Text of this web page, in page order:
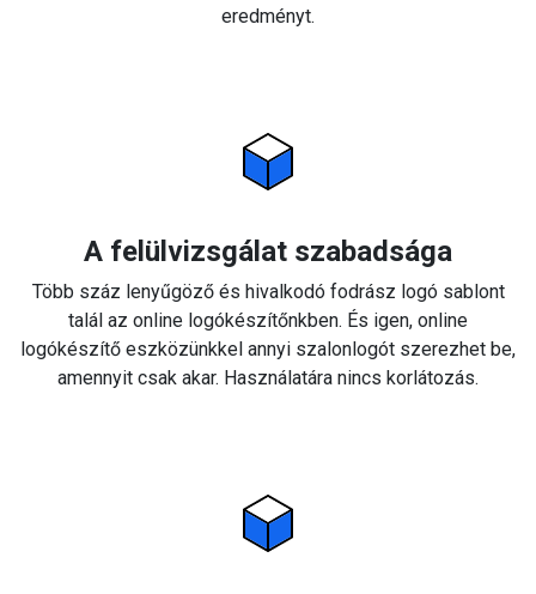
eredményt.
A felülvizsgálat szabadsága
Több száz lenyűgöző és hivalkodó fodrász logó sablont
talál az online logókészítőnkben. És igen, online
logókészítő eszközünkkel annyi szalonlogót szerezhet be,
amennyit csak akar. Használatára nincs korlátozás.